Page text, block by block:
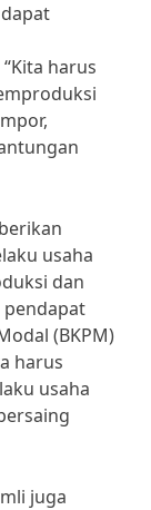
harus
usaha
dan
pendapat
(BKPM)
harus
usaha
juga